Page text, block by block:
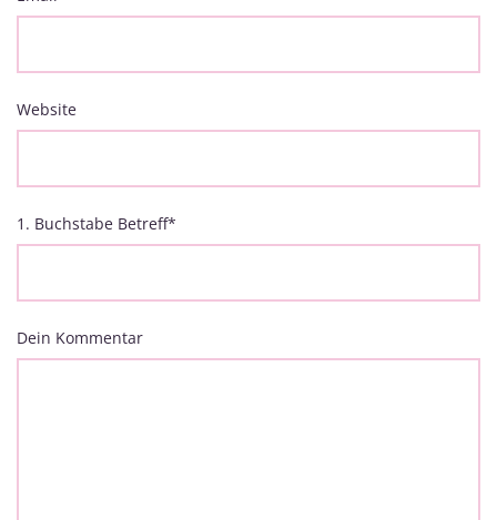
Website
1. Buchstabe Betreff*
Dein Kommentar